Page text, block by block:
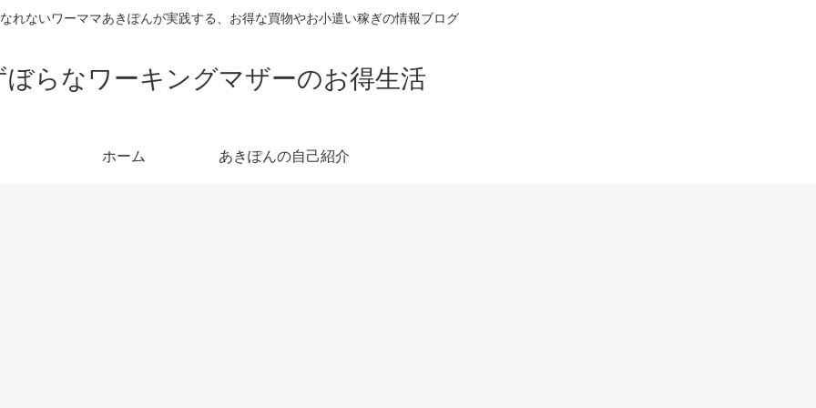
れないワーママあきぽんが実践する、お得な買物やお小遣い稼ぎの情報ブログ
ぼらなワーキングマザーのお得生活
ホーム あきぽんの自己紹介